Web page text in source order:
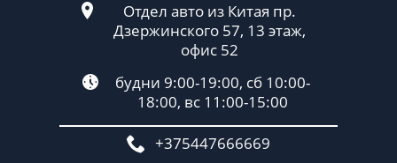
Отдел авто из Китая пр.
Дзержинского 57, 13 этаж,
офис 52
будни 9:00-19:00, сб 10:00-
18:00, вс 11:00-15:00
+375447666669